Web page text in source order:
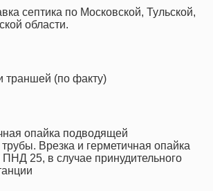
септика по Московской, Тульской,
области.
траншей (по факту)
опайка подводящей
Врезка и герметичная опайка
25, в случае принудительного